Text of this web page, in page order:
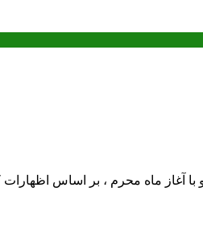
ماه محرم ، بر اساس اظهارات